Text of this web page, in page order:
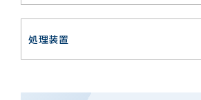
処理装置